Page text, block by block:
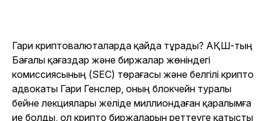
Гари криптовалюталарда қайда тұрады? АҚШ-тың
Бағалы қағаздар және биржалар жөніндегі
комиссиясының (SEC) төрағасы және белгілі крипто
адвокаты Гари Генслер, оның блокчейн туралы
бейне лекциялары желіде миллиондаған қаралымға
ие болды, ол крипто биржаларын реттеуге қатысты